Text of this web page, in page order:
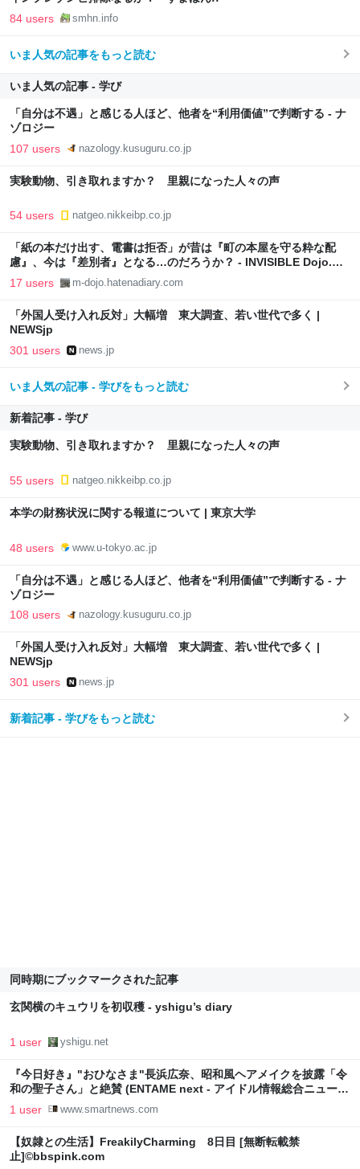
84 users smhn.info
いま人気の記事をもっと読む
いま人気の記事 - 学び
「自分は不遇」と感じる人ほど、他者を“利用価値”で判断する - ナ
ゾロジー
107 users nazology.kusuguru.co.jp
実験動物、引き取れますか？ 里親になった人々の声
54 users natgeo.nikkeibp.co.jp
「紙の本だけ出す、電書は拒否」が昔は『町の本屋を守る粋な配
慮』、今は『差別者』となる…のだろうか？ - INVISIBLE Dojo.
ーQUIET & COLORFUL PLACE-
17 users m-dojo.hatenadiary.com
「外国人受け入れ反対」大幅増 東大調査、若い世代で多く |
NEWSjp
301 users news.jp
いま人気の記事 - 学びをもっと読む
新着記事 - 学び
実験動物、引き取れますか？ 里親になった人々の声
55 users natgeo.nikkeibp.co.jp
本学の財務状況に関する報道について | 東京大学
48 users www.u-tokyo.ac.jp
「自分は不遇」と感じる人ほど、他者を“利用価値”で判断する - ナ
ゾロジー
108 users nazology.kusuguru.co.jp
「外国人受け入れ反対」大幅増 東大調査、若い世代で多く |
NEWSjp
301 users news.jp
新着記事 - 学びをもっと読む
同時期にブックマークされた記事
玄関横のキュウリを初収穫 - yshigu’s diary
1 user yshigu.net
『今日好き』"おひなさま"長浜広奈、昭和風ヘアメイクを披露「令
和の聖子さん」と絶賛 (ENTAME next - アイドル情報総合ニュース
サイト)
1 user www.smartnews.com
【奴隷との生活】FreakilyCharming 8日目 [無断転載禁
止]©bbspink.com